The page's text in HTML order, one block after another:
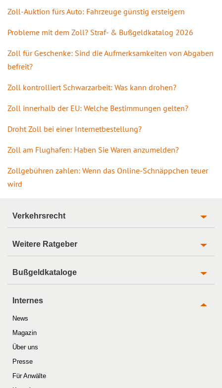
Zoll-Auktion fürs Auto: Fahrzeuge günstig ersteigern
Probleme mit dem Zoll? Straf- & Bußgeldkatalog 2026
Zoll für Geschenke: Sind die Aufmerksamkeiten von Abgaben
befreit?
Zoll kontrolliert Schwarzarbeit: Was kann drohen?
Zoll innerhalb der EU: Welche Bestimmungen gelten?
Droht Zoll bei einer Internetbestellung?
Zoll am Flughafen: Haben Sie Waren anzumelden?
Zollgebühren zahlen: Wenn das Online-Schnäppchen teuer
wird
Verkehrsrecht
Weitere Ratgeber
Bußgeldkataloge
Internes
News
Magazin
Über uns
Presse
Für Anwälte